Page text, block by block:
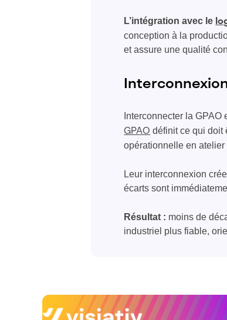
L’intégration avec le
conception à la
et assure une qualité
Interconnexion
Interconnecter la
GPAO définit ce qui doit
opérationnelle en
Leur interconnexion
écarts sont
Résultat : moins de
industriel plus fiable,